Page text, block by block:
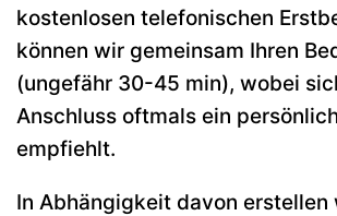
kostenlosen telefonischen
können wir gemeinsam Ihren
(ungefähr 30-45 min), wobei
Anschluss oftmals ein
empfiehlt.
In Abhängigkeit davon erstellen